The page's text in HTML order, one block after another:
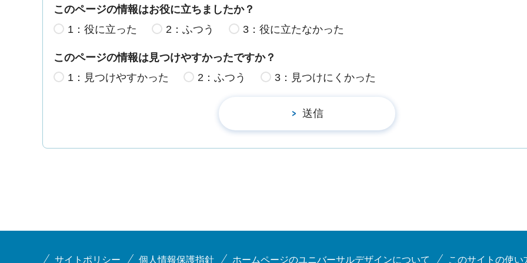
このページの情報はお役に立ちましたか？
1：役に立った
2：ふつう 3：役に立たなかった
このページの情報は見つけやすかったですか？
1：見つけやすかった
2：ふつう 3：見つけにくかった
サイトポリシー 個人情報保護指針 ホームページのユニバーサルデザインについて このサイトの使い